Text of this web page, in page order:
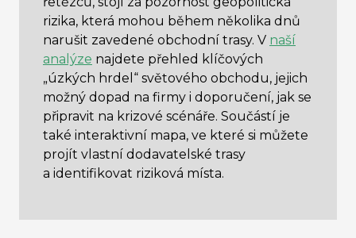
rizika, která mohou během několika dnů
narušit zavedené obchodní trasy. V naší
analýze najdete přehled klíčových
„úzkých hrdel“ světového obchodu, jejich
možný dopad na firmy i doporučení, jak se
připravit na krizové scénáře. Součástí je
také interaktivní mapa, ve které si můžete
projít vlastní dodavatelské trasy
a identifikovat riziková místa.